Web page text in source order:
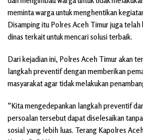
meminta warga untuk menghentikan
Disamping itu Polres Aceh Timur juga
dinas terkait untuk mencari solusi terbaik.
Dari kejadian ini, Polres Aceh Timur akan
langkah preventif dengan memberikan
masyarakat agar tidak melakukan
“Kita mengedepankan langkah preventif
persoalan tersebut dapat diselesaikan
sosial yang lebih luas. Terang Kapolres